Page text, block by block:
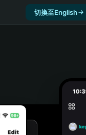
切換至English